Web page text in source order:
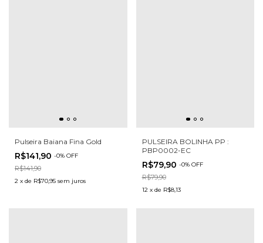
Pulseira Baiana Fina Gold
R$141,90 -0% OFF
R$141,90
2 x de R$70,95 sem juros
PULSEIRA BOLINHA PP :
PBP0002-EC
R$79,90 -0% OFF
R$79,90
12 x de R$8,13